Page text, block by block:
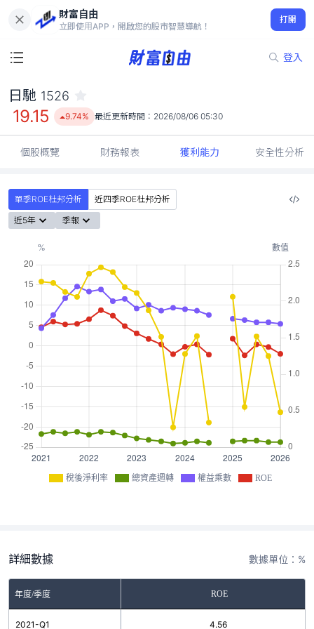
財富自由
立即使用APP，開啟您的股市智慧導航！
打開
登入
19.15
9.74%
日馳 1526
19.15 9.74% 最近更新時間： 2026/08/06 05:30
個股概覽 財務報表 獲利能力 安全性分析
單季ROE杜邦分析
近四季ROE杜邦分析
近5年
季報
稅後淨利率 總資產週轉 權益乘數 ROE
詳細數據 數據單位：%
年度/季度 ROE
2021-Q1 4.56